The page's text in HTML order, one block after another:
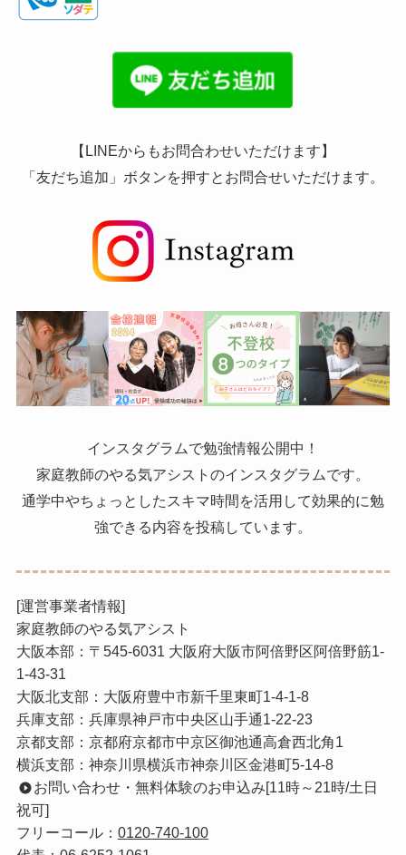
【LINEからもお問合わせいただけます】
「友だち追加」ボタンを押すとお問合せいただけます。
インスタグラムで勉強情報公開中！
家庭教師のやる気アシストのインスタグラムです。
通学中やちょっとしたスキマ時間を活用して効果的に勉
強できる内容を投稿しています。
[運営事業者情報]
家庭教師のやる気アシスト
大阪本部：〒545-6031 大阪府大阪市阿倍野区阿倍野筋1-
1-43-31
大阪北支部：大阪府豊中市新千里東町1-4-1-8
兵庫支部：兵庫県神戸市中央区山手通1-22-23
京都支部：京都府京都市中京区御池通高倉西北角1
横浜支部：神奈川県横浜市神奈川区金港町5-14-8
お問い合わせ・無料体験のお申込み[11時～21時/土日
祝可]
フリーコール： 0120-740-100